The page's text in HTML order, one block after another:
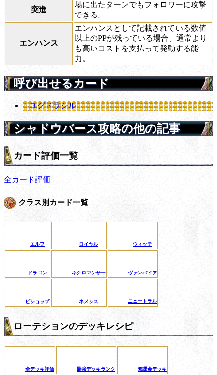
突進
場に出たターンでもフォロワーに攻撃
できる。
エンハンス
エンハンスとして記載されている数値
以上のPPが残っている場合、通常より
も高いコストを支払って発動する能
力。
呼び出せるカード
ユグドラシル
シャドウバース攻略の他の記事
カード評価一覧
全カード評価
クラス別カード一覧
エルフ ロイヤル ウィッチ
ドラゴン ネクロマンサー ヴァンパイア
ビショップ ネメシス ニュートラル
ローテションのデッキレシピ
全デッキ評価 最強デッキランク 無課金デッキ